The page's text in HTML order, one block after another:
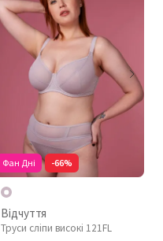
Фан Дні -66%
Відчуття
Труси сліпи високі 121FL